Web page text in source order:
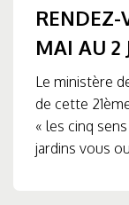
RENDEZ-
MAI AU 2
Le ministère
de cette
« les cinq
jardins vous